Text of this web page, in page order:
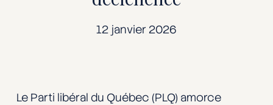
12 janvier 2026
Le Parti libéral du Québec (PLQ) amorce